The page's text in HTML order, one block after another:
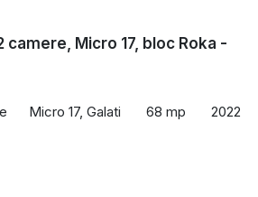
Micro 17, bloc Roka -
Micro 17, Galati 68 mp 2022